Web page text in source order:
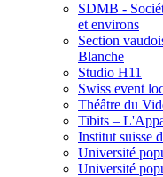
SDMB -
et environs
Section
Blanche
Studio H11
Swiss event
Théâtre du
Tibits –
Institut suisse
Université
Université